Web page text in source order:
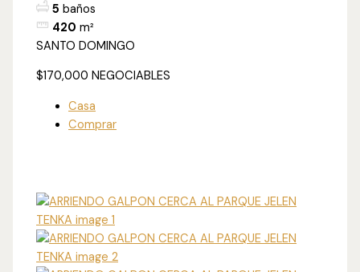
5 baños
420 m²
SANTO DOMINGO
$170,000 NEGOCIABLES
Casa
Comprar